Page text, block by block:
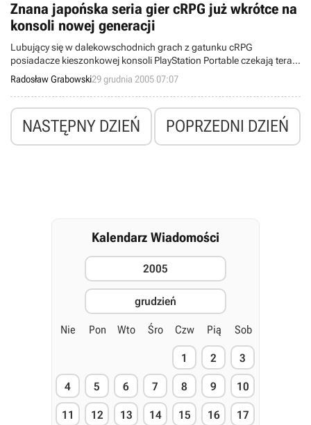
Znana japońska seria gier cRPG już wkrótce na
konsoli nowej generacji
Lubujący się w dalekowschodnich grach z gatunku cRPG
posiadacze kieszonkowej konsoli PlayStation Portable czekają teraz
m.in. na Spectral Souls, czyli opisywaną przez nas 11 grudnia 2005
pozycję ze stajni Idea Factory. Również w siedzibie tej firmy
szykowany jest inny produkt, dedykowany platformie Xbox 360.
Radosław Grabowski29 grudnia 2005 07:07
NASTĘPNY DZIEŃ POPRZEDNI DZIEŃ
Kalendarz Wiadomości
2005
grudzień
Nie Pon Wto Śro Czw Pią Sob
1 2 3
4 5 6 7 8 9 10
11 12 13 14 15 16 17